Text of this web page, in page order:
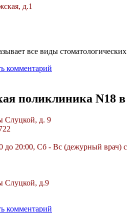
д.1
все виды стоматологических
комментарий
поликлиника N18
Слуцкой, д. 9
20:00, Сб - Вс (дежурный врач)
Слуцкой, д.9
комментарий